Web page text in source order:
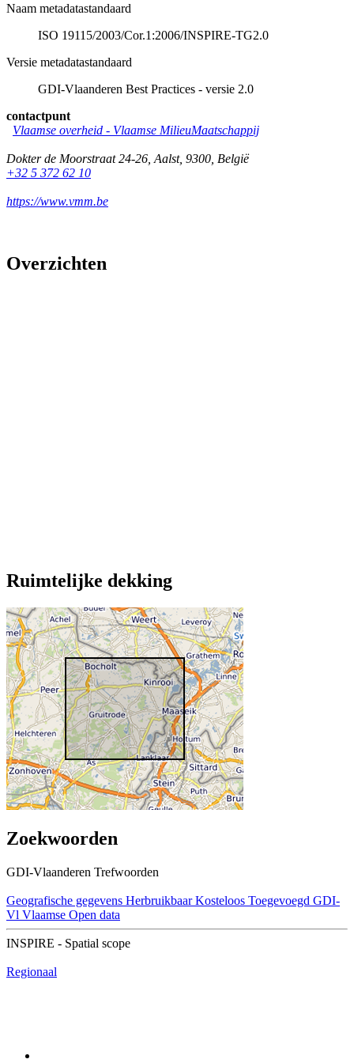
Naam metadatastandaard
ISO 19115/2003/Cor.1:2006/INSPIRE-TG2.0
Versie metadatastandaard
GDI-Vlaanderen Best Practices - versie 2.0
contactpunt
Vlaamse overheid - Vlaamse MilieuMaatschappij
Dokter de Moorstraat 24-26 Aalst, 9300 België
+32 5 372 62 10
https://www.vmm.be
Overzichten
Ruimtelijke dekking
Zoekwoorden
GDI-Vlaanderen Trefwoorden
Geografische gegevens Herbruikbaar Kosteloos Toegevoegd GDI-
Vl Vlaamse Open data
INSPIRE - Spatial scope
Regionaal